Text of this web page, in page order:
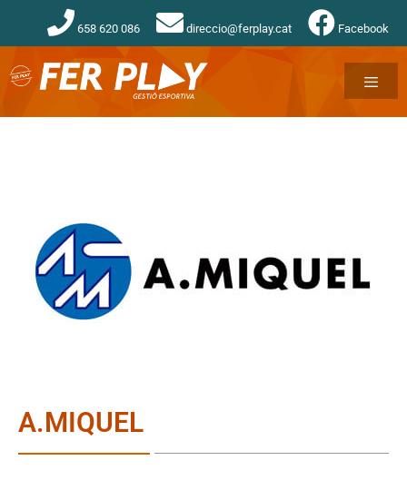
658 620 086 direccio@ferplay.cat Facebook
A.MIQUEL